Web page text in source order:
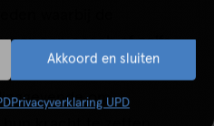
Akkoord en sluiten
Privacyverklaring UPD
een coach of zelfs
zijn medewerkers.
om